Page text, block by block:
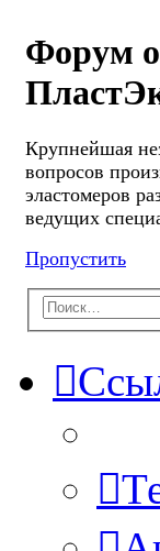
Форум
Крупнейшая
вопросов
эластомеров
ведущих
Пропустить